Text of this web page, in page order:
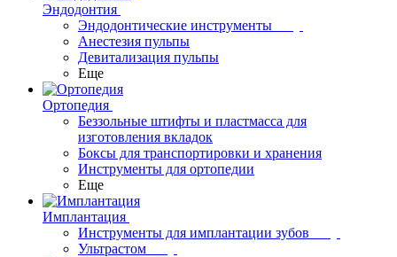
Эндодонтия
Эндодонтические инструменты
Анестезия пульпы
Девитализация пульпы
Еще
Ортопедия
Беззольные штифты и пластмасса для
изготовления вкладок
Боксы для транспортировки и хранения
Инструменты для ортопедии
Еще
Имплантация
Инструменты для имплантации зубов
Ультрастом